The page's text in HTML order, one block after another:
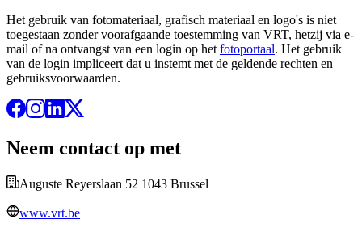
Het gebruik van fotomateriaal, grafisch materiaal en logo's is niet
toegestaan zonder voorafgaande toestemming van VRT, hetzij via e-
mail of na ontvangst van een login op het fotoportaal. Het gebruik
van de login impliceert dat u instemt met de geldende rechten en
gebruiksvoorwaarden.
Neem contact op met
Auguste Reyerslaan 52 1043 Brussel
www.vrt.be